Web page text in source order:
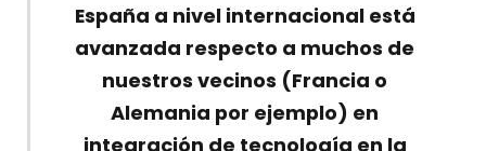
España a nivel internacional está
avanzada respecto a muchos de
nuestros vecinos (Francia o
Alemania por ejemplo) en
integración de tecnología en la